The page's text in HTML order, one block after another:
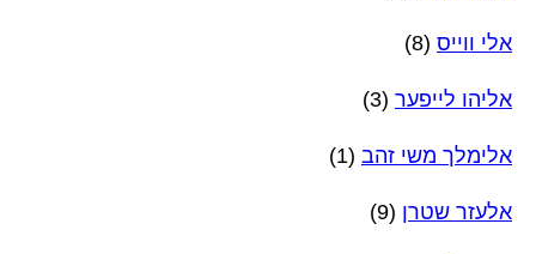
אלי ווייס (8)
אליהו לייפער (3)
אלימלך משי זהב (1)
אלעזר שטרן (9)